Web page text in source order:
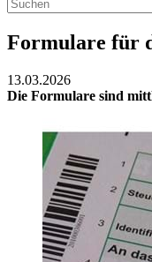
Formulare für
13.03.2026
Die Formulare sind